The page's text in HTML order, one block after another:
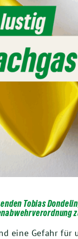
Tobias
eine Gefahr für